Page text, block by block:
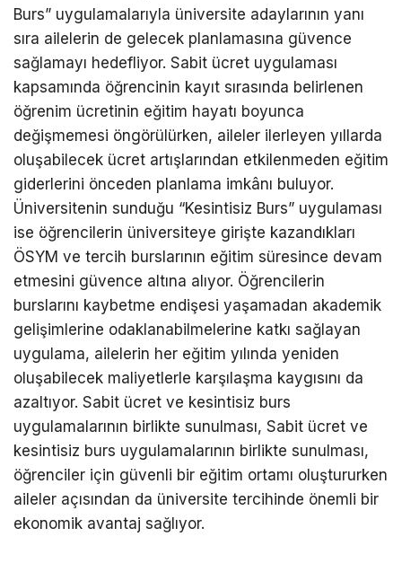
Burs” uygulamalarıyla üniversite adaylarının yanı
sıra ailelerin de gelecek planlamasına güvence
sağlamayı hedefliyor. Sabit ücret uygulaması
kapsamında öğrencinin kayıt sırasında belirlenen
öğrenim ücretinin eğitim hayatı boyunca
değişmemesi öngörülürken, aileler ilerleyen yıllarda
oluşabilecek ücret artışlarından etkilenmeden eğitim
giderlerini önceden planlama imkânı buluyor.
Üniversitenin sunduğu “Kesintisiz Burs” uygulaması
ise öğrencilerin üniversiteye girişte kazandıkları
ÖSYM ve tercih burslarının eğitim süresince devam
etmesini güvence altına alıyor. Öğrencilerin
burslarını kaybetme endişesi yaşamadan akademik
gelişimlerine odaklanabilmelerine katkı sağlayan
uygulama, ailelerin her eğitim yılında yeniden
oluşabilecek maliyetlerle karşılaşma kaygısını da
azaltıyor. Sabit ücret ve kesintisiz burs
uygulamalarının birlikte sunulması, Sabit ücret ve
kesintisiz burs uygulamalarının birlikte sunulması,
öğrenciler için güvenli bir eğitim ortamı oluştururken
aileler açısından da üniversite tercihinde önemli bir
ekonomik avantaj sağlıyor.